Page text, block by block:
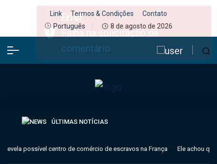
Link Termos & Condições
Contato
Português
8 de agosto de 2026
ÚLTIMAS NOTÍCIAS
possível centro de comércio de escravos na França Ele achou que